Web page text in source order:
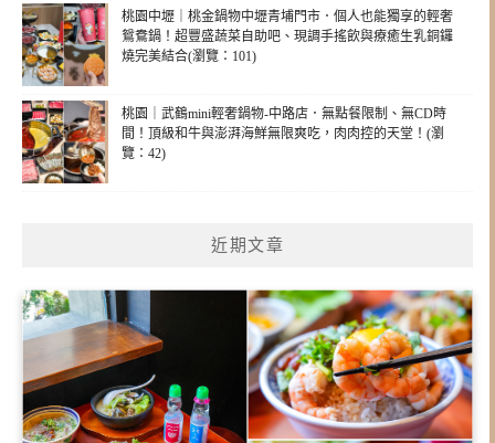
桃園中壢｜桃金鍋物中壢青埔門市．個人也能獨享的輕奢
鴛鴦鍋！超豐盛蔬菜自助吧、現調手搖飲與療癒生乳銅鑼
燒完美結合(瀏覽：101)
桃園｜武鶴mini輕奢鍋物-中路店．無點餐限制、無CD時
間！頂級和牛與澎湃海鮮無限爽吃，肉肉控的天堂！(瀏
覽：42)
近期文章